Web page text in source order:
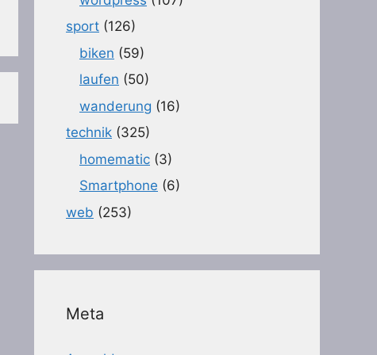
sport (126)
biken (59)
laufen (50)
wanderung (16)
technik (325)
homematic (3)
Smartphone (6)
web (253)
Meta